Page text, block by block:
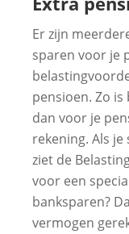
Er zijn
sparen voor je
pensioen. Zo
dan voor je
rekening. Als
ziet de
voor een
banksparen?
vermogen